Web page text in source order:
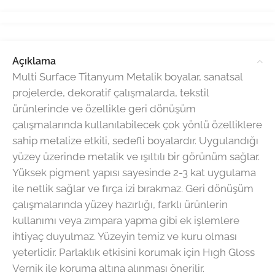
Açıklama
Multi Surface Titanyum Metalik boyalar, sanatsal
projelerde, dekoratif çalışmalarda, tekstil
ürünlerinde ve özellikle geri dönüşüm
çalışmalarında kullanılabilecek çok yönlü özelliklere
sahip metalize etkili, sedefli boyalardır. Uygulandığı
yüzey üzerinde metalik ve ışıltılı bir görünüm sağlar.
Yüksek pigment yapısı sayesinde 2-3 kat uygulama
ile netlik sağlar ve fırça izi bırakmaz. Geri dönüşüm
çalışmalarında yüzey hazırlığı, farklı ürünlerin
kullanımı veya zımpara yapma gibi ek işlemlere
ihtiyaç duyulmaz. Yüzeyin temiz ve kuru olması
yeterlidir. Parlaklık etkisini korumak için Hıgh Gloss
Vernik ile koruma altına alınması önerilir.